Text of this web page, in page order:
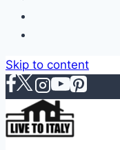
Skip to content